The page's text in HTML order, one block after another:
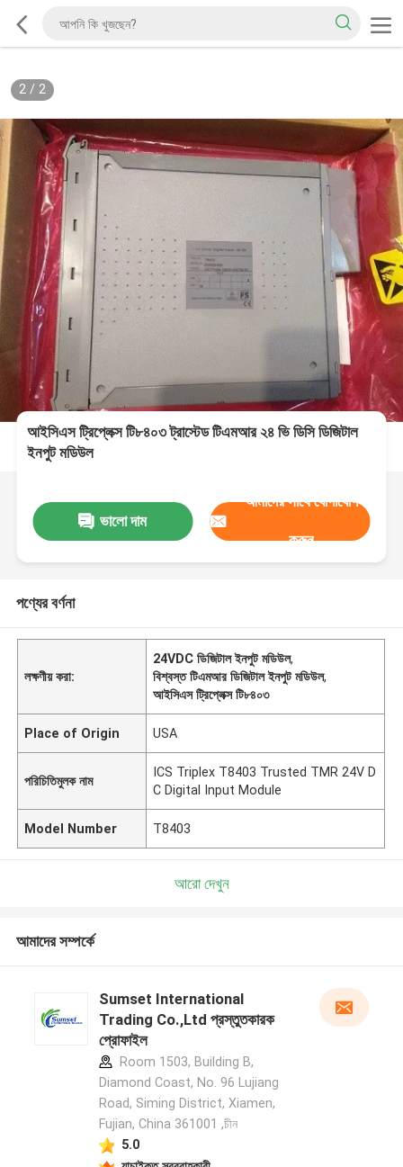
1/ 2
আইসিএস ট্রিপ্লেক্স টি৮৪০৩ ট্রাস্টেড টিএমআর ২৪ ভি ডিসি ডিজিটাল
ইনপুট মডিউল
ভালো দাম
আমাদের সাথে যোগাযোগ
করুন
পণ্যের বর্ণনা
লক্ষণীয় করা:
24VDC ডিজিটাল ইনপুট মডিউল,
বিশ্বস্ত টিএমআর ডিজিটাল ইনপুট মডিউল,
আইসিএস ট্রিপ্লেক্স টি৮৪০৩
Place of Origin USA
পরিচিতিমুলক নাম
ICS Triplex T8403 Trusted TMR 24V D
C Digital Input Module
Model Number T8403
আরো দেখুন
আমাদের সম্পর্কে
Sumset International
Trading Co.,Ltd প্রস্তুতকারক
প্রোফাইল
Room 1503, Building B,
Diamond Coast, No. 96 Lujiang
Road, Siming District, Xiamen,
Fujian, China 361001 ,চীন
5.0